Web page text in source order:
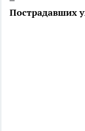
Пострадавших